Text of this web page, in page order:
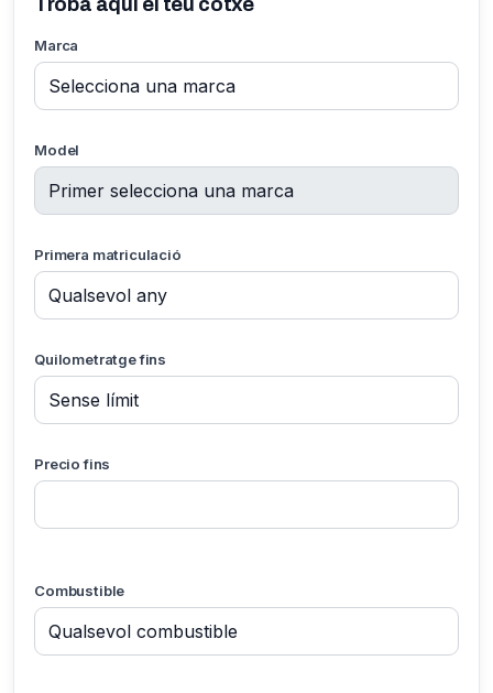
Troba aquí el teu cotxe
Marca
Model
Primera matriculació
Quilometratge fins
Precio fins
Combustible